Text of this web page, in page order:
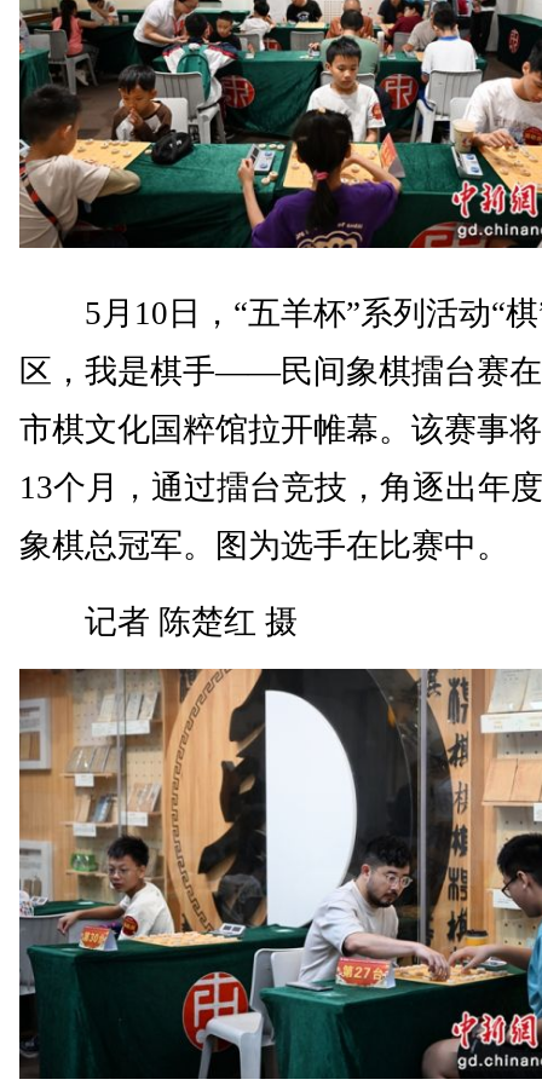
5月10日，“五羊杯”系列活动“棋
区，我是棋手——民间象棋擂台赛
市棋文化国粹馆拉开帷幕。该赛事
13个月，通过擂台竞技，角逐出年
象棋总冠军。图为选手在比赛中。
记者 陈楚红 摄